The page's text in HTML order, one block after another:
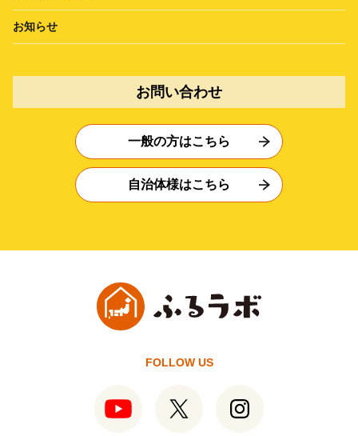
お知らせ
お問い合わせ
一般の方はこちら
自治体様はこちら
FOLLOW US